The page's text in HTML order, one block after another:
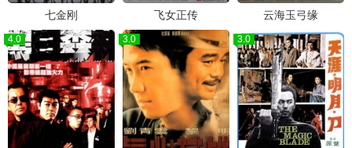
七金刚 飞女正传 云海玉弓缘
4.0 3.0 3.0